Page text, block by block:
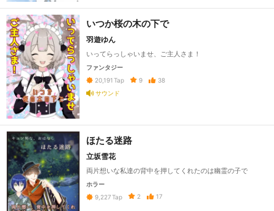
いつか桜の木の下で
羽遊ゆん
いってらっしゃいませ、ご主人さま！
ファンタジー
20,191 Tap 9
38
サウンド
ほたる迷路
立坂雪花
両片想いな私達の背中を押してくれたのは幽霊の子で
ホラー
9,227 Tap 2 17